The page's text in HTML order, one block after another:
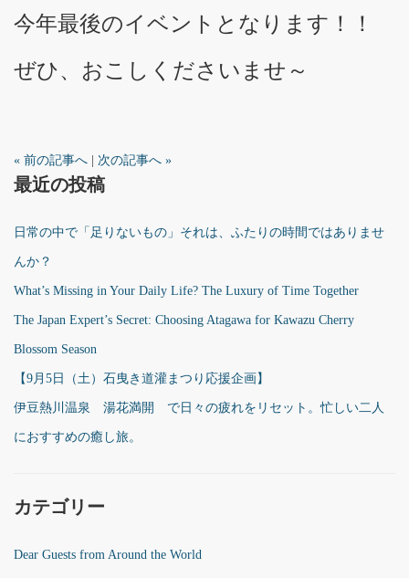
今年最後のイベントとなります！！
ぜひ、おこしくださいませ～
« 前の記事へ 次の記事へ »
最近の投稿
日常の中で「足りないもの」それは、ふたりの時間ではありませ
んか？
What’s Missing in Your Daily Life? The Luxury of Time Together
The Japan Expert’s Secret: Choosing Atagawa for Kawazu Cherry
Blossom Season
【9月5日（土）石曳き道灌まつり応援企画】
伊豆熱川温泉 湯花満開 で日々の疲れをリセット。忙しい二人
におすすめの癒し旅。
カテゴリー
Dear Guests from Around the World